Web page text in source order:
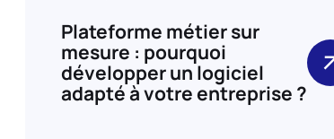
Plateforme métier sur
mesure : pourquoi
développer un logiciel
adapté à votre entreprise ?